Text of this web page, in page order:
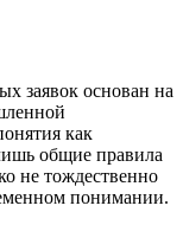
заявок основан на
как
общие правила
не тождественно
понимании.